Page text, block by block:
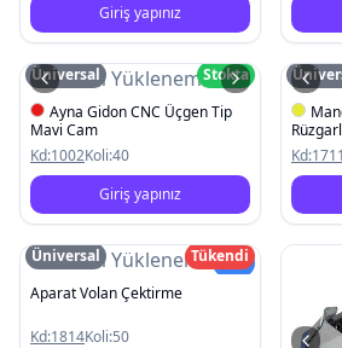
Giriş yapınız
Resim Yüklenemedi
Üniversal
Stokta
Ayna Gidon CNC Üçgen Tip
Mavi Cam
Kd:1002Koli:40
Giriş yapınız
Kd:1711
Resim YüklenemediYeni
Üniversal
Tükendi
Aparat Volan Çektirme
Kd:1814Koli:50